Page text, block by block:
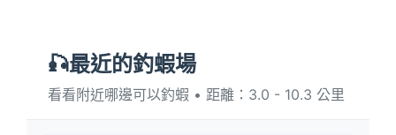
🎣最近的釣蝦場
看看附近哪邊可以釣蝦 • 距離：3.0 - 10.3 公里